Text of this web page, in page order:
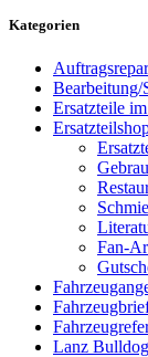
Kategorien
Bearbeitung/
Ersatzteile
Fan-
Lanz